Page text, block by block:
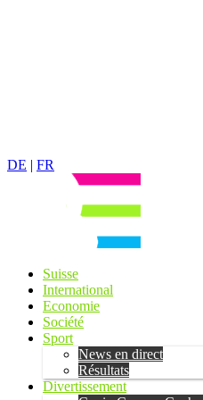
DE | FR
Suisse
International
Economie
Société
Sport
News en direct
Résultats
Divertissement